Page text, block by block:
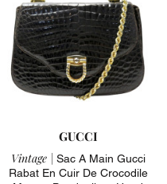
GUCCI
Vintage | Sac A Main Gucci
Rabat En Cuir De Crocodile